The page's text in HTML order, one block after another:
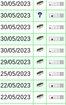
30/05/2023
30/05/2023
30/05/2023
30/05/2023
30/05/2023
29/05/2023
25/05/2023
22/05/2023
22/05/2023